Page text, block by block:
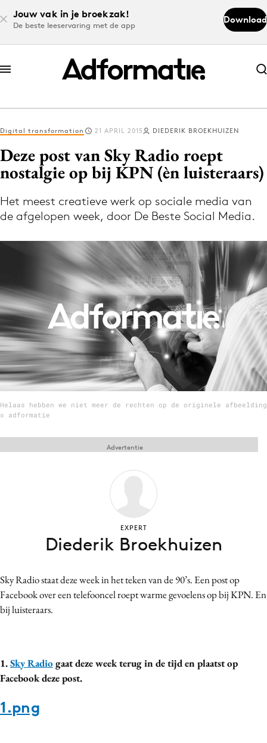
Jouw vak in je broekzak!
De beste leeservaring met de app
Download
Abonneer nu
Abonneer nu
Log in
Download de app
Volg het laatste nieuws via de Adformatie
Nieuws app
Menu
Home
9 sept: GenAI-training
12 nov: MarketingLive!
Adverteren
Events
Carriere
Contentmarketing
Craft
Design
Diversiteit
Digital transformation 21 APRIL 2015 DIEDERIK BROEKHUIZEN
Deze post van Sky Radio roept
nostalgie op bij KPN (èn luisteraars)
Het meest creatieve werk op sociale media van
de afgelopen week, door De Beste Social Media.
Helaas hebben we niet meer de rechten op de originele afbeelding
© adformatie
Sky Radio staat deze week in het teken van de 90’s. Een post op
Facebook over een telefooncel roept warme gevoelens op bij KPN. En
bij luisteraars.
1.Sky Radiogaat deze week terug in de tijd en plaatst op
Facebook deze post.
1.png
Advertentie
EXPERT
Diederik Broekhuizen